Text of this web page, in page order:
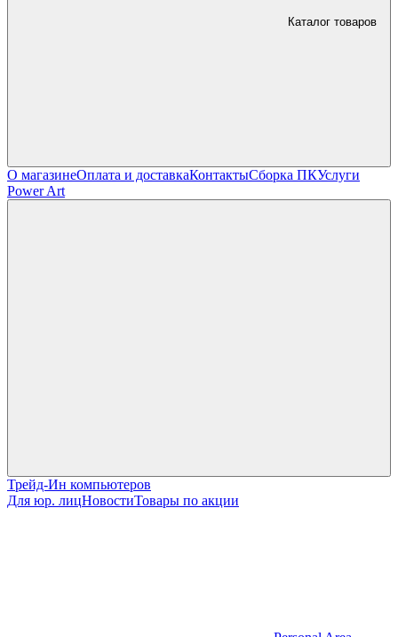
Каталог товаров
О магазинеОплата и доставкаКонтактыСборка ПКУслуги
Power Art
Трейд-Ин компьютеров
Для юр. лицНовостиТовары по акции